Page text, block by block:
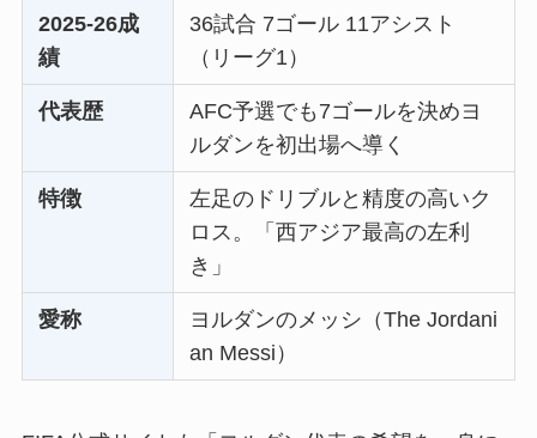
2025-26成
績
36試合 7ゴール 11アシスト
（リーグ1）
代表歴
AFC予選でも7ゴールを決めヨ
ルダンを初出場へ導く
特徴
左足のドリブルと精度の高いク
ロス。「西アジア最高の左利
き」
愛称
ヨルダンのメッシ（The Jordani
an Messi）